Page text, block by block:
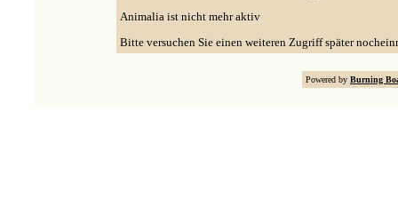
Animalia ist nicht mehr aktiv
Bitte versuchen Sie einen weiteren Zugriff später
Powered by Burning